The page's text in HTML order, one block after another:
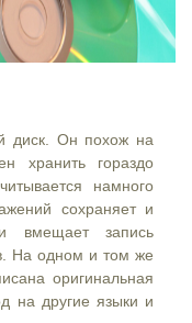
диск. Он похож на
хранить гораздо
намного
сохраняет и
вмещает запись
На одном и том же
оригинальная
на другие языки и